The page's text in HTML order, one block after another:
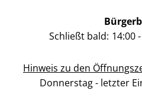
Klicken, um weitere
Schließt bald: 14:00-
Hinweis zu den
Donnerstag - letzter